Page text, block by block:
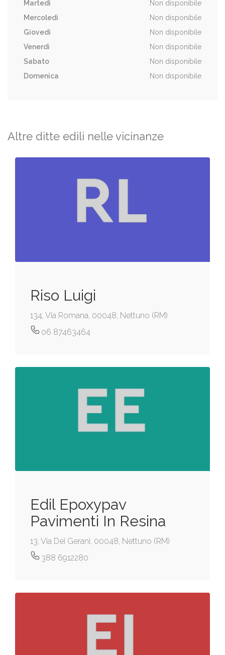
Martedi
Non disponibile
Mercoledi
Non disponibile
Giovedi
Non disponibile
Venerdi
Non disponibile
Sabato
Non disponibile
Domenica
Non disponibile
Altre ditte edili nelle vicinanze
Riso Luigi
134, Via Romana, 00048, Nettuno (RM)
06 87463464
Edil Epoxypav
Pavimenti In Resina
13, Via Dei Gerani, 00048, Nettuno (RM)
388 6912280